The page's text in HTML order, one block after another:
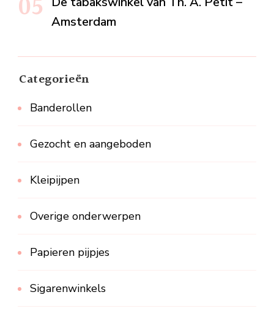
Amsterdam
Categorieën
Banderollen
Gezocht en aangeboden
Kleipijpen
Overige onderwerpen
Papieren pijpjes
Sigarenwinkels